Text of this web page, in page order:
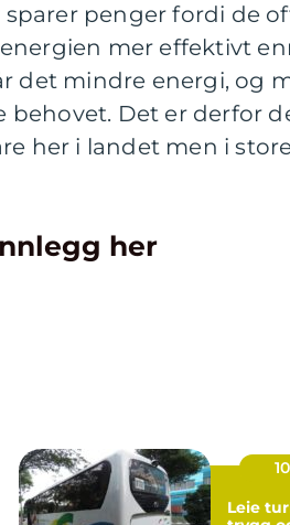
penger fordi de
mer effektivt
det mindre energi, og
behovet. Det er derfor
her i landet men i
her
Leie